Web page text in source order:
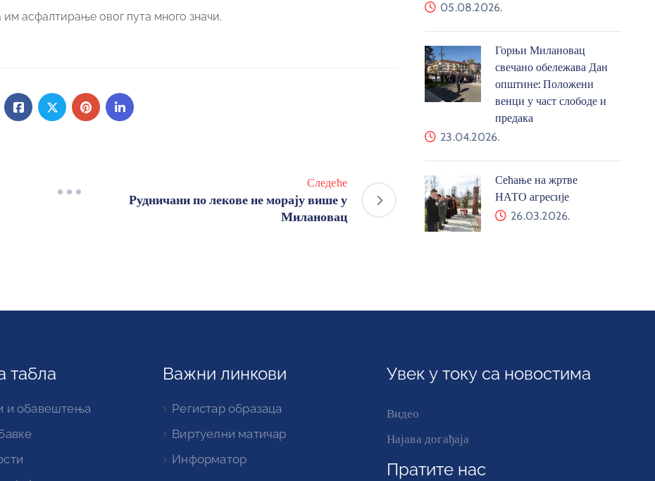
асфалтирање овог пута много значи.
Следеће
Рудничани по лекове не морају више у
Милановац
05.08.2026.
Горњи Милановац
свечано обележава Дан
општине: Положени
венци у част слободе и
предака
23.04.2026.
Сећање на жртве
НАТО агресије
26.03.2026.
табла
и обавештења
Важни линкови
Регистар образаца
Виртуелни матичар
Информатор
Увек у току са новостима
Видео
Најава догађаја
Пратите нас